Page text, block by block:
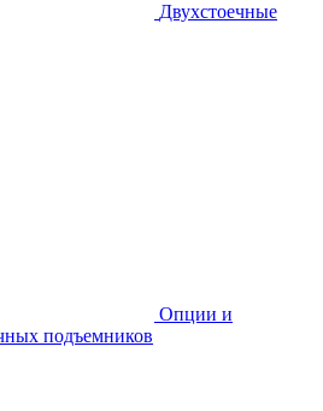
Двухстоечные
Опции и
подъемников